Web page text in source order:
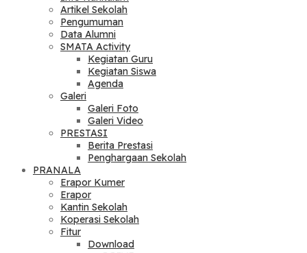
Artikel Sekolah
Pengumuman
Data Alumni
SMATA Activity
Kegiatan Guru
Kegiatan Siswa
Agenda
Galeri
Galeri Foto
Galeri Video
PRESTASI
Berita Prestasi
Penghargaan Sekolah
PRANALA
Erapor Kumer
Erapor
Kantin Sekolah
Koperasi Sekolah
Fitur
Download